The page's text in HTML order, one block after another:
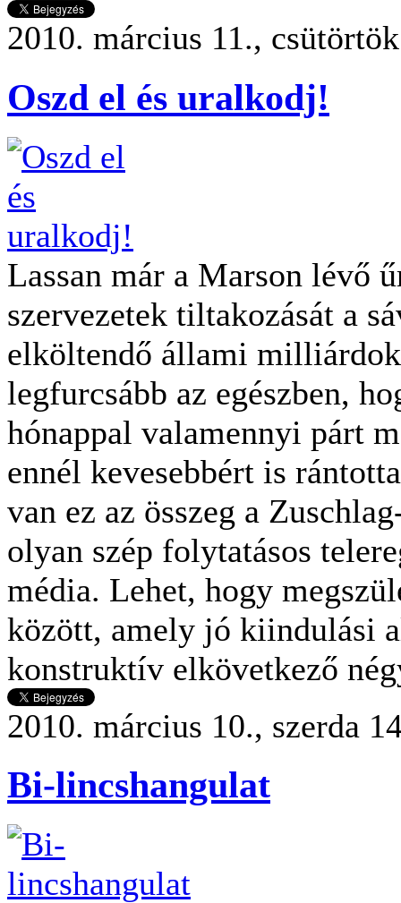
2010. március 11.,
Oszd el és uralkodj!
Lassan már a Marson lévő
szervezetek tiltakozását a
elköltendő állami
legfurcsább az egészben,
hónappal valamennyi párt
ennél kevesebbért is
van ez az összeg a
olyan szép folytatásos
média. Lehet, hogy
között, amely jó kiindulási
konstruktív elkövetkező
2010. március 10., szerda
Bi-lincshangulat